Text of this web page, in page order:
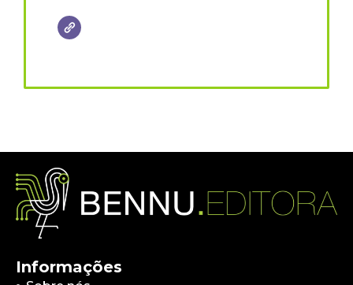
Informações